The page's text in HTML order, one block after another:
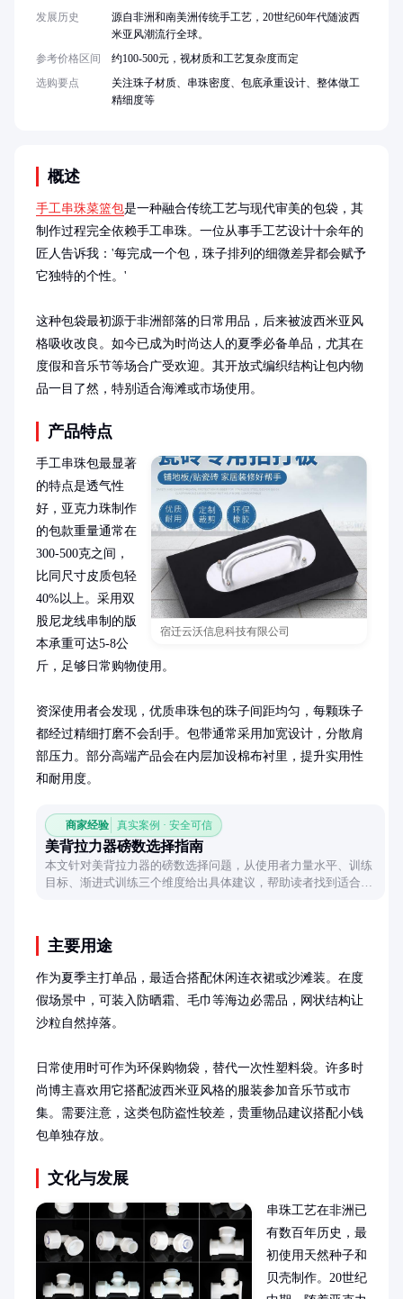
概述
手工串珠菜篮包是一种融合传统工艺与现代审美的包袋，其
制作过程完全依赖手工串珠。一位从事手工艺设计十余年的
匠人告诉我：'每完成一个包，珠子排列的细微差异都会赋予
它独特的个性。'
这种包袋最初源于非洲部落的日常用品，后来被波西米亚风
格吸收改良。如今已成为时尚达人的夏季必备单品，尤其在
度假和音乐节等场合广受欢迎。其开放式编织结构让包内物
品一目了然，特别适合海滩或市场使用。
产品特点
宿迁云沃信息科技有限公司
手工串珠包最显著
的特点是透气性
好，亚克力珠制作
的包款重量通常在
300-500克之间，
比同尺寸皮质包轻
40%以上。采用双
股尼龙线串制的版
本承重可达5-8公
斤，足够日常购物使用。
资深使用者会发现，优质串珠包的珠子间距均匀，每颗珠子
都经过精细打磨不会刮手。包带通常采用加宽设计，分散肩
部压力。部分高端产品会在内层加设棉布衬里，提升实用性
和耐用度。
商家经验 真实案例 · 安全可信
美背拉力器磅数选择指南
本文针对美背拉力器的磅数选择问题，从使用者力量水平、训练
目标、渐进式训练三个维度给出具体建议，帮助读者找到适合自
主要用途
作为夏季主打单品，最适合搭配休闲连衣裙或沙滩装。在度
假场景中，可装入防晒霜、毛巾等海边必需品，网状结构让
沙粒自然掉落。
日常使用时可作为环保购物袋，替代一次性塑料袋。许多时
尚博主喜欢用它搭配波西米亚风格的服装参加音乐节或市
集。需要注意，这类包防盗性较差，贵重物品建议搭配小钱
包单独存放。
文化与发展
串珠工艺在非洲已
有数百年历史，最
初使用天然种子和
贝壳制作。20世纪
发展历史
源自非洲和南美洲传统手工艺，20世纪60年代随波西
米亚风潮流行全球。
参考价格区间
约100-500元，视材质和工艺复杂度而定
选购要点
关注珠子材质、串珠密度、包底承重设计、整体做工
精细度等